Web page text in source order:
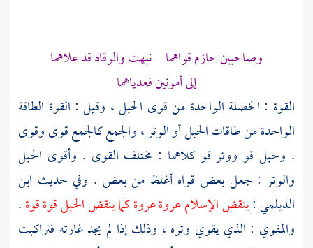
وصاحبين حازم قواهما نبهت والرقاد قد علاهما
إلى أمونين فعدياهما
القوة : الخصلة الواحدة من قوى الحبل ، وقيل : القوة الطاقة
الواحدة من طاقات الحبل أو الوتر ، والجمع كالجمع قوى وقوى
. وحبل قو ووتر قو كلاهما : مختلف القوى . وأقوى الحبل
والوتر : جعل بعض قواه أغلظ من بعض . وفي حديث ابن
الديلمي:ينقض الإسلام عروة عروة كما ينقض الحبل قوة قوة.
والمقوي : الذي يقوي وتره ، وذلك إذا لم يجد غارته فتراكبت